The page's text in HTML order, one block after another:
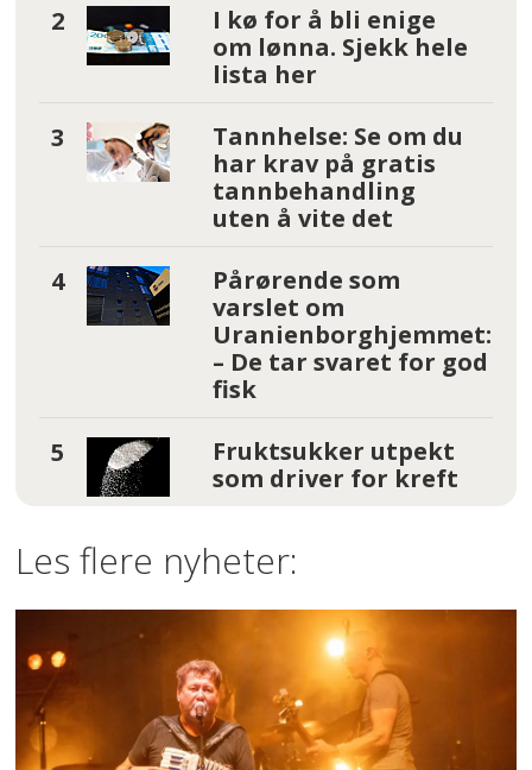
I kø for å bli enige
om lønna. Sjekk hele
lista her
Tannhelse: Se om du
har krav på gratis
tannbehandling
uten å vite det
Pårørende som
varslet om
Uranienborghjemmet:
– De tar svaret for god
fisk
Fruktsukker utpekt
som driver for kreft
Les flere nyheter: